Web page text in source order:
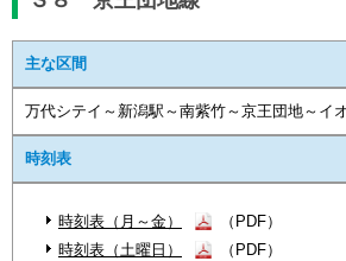
主な区間
万代シテイ～新潟駅～南紫竹～京王団地～イ
時刻表
時刻表（月～金）
（PDF）
時刻表（土曜日）
（PDF）